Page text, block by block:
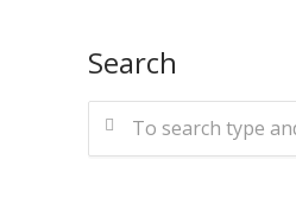
Search